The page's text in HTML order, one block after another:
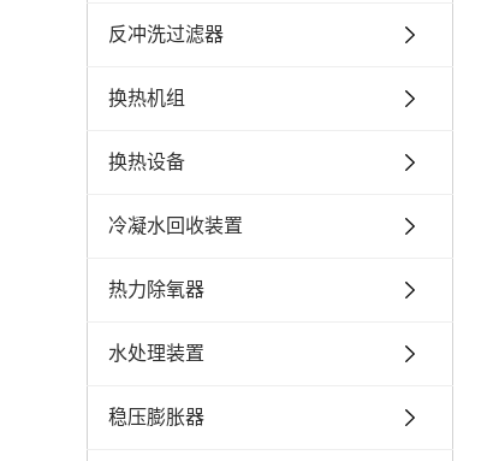
反冲洗过滤器
换热机组
换热设备
冷凝水回收装置
热力除氧器
水处理装置
稳压膨胀器